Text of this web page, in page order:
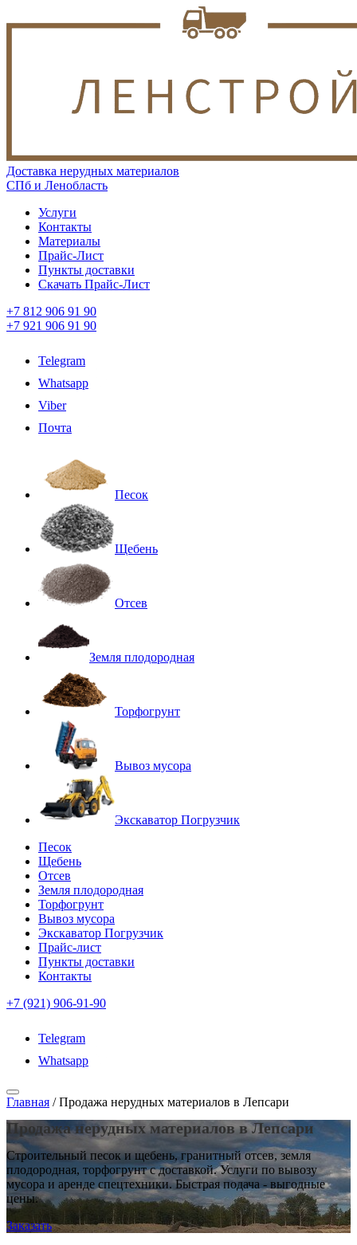
Доставка нерудных материалов
СПб и Ленобласть
Услуги
Контакты
Материалы
Прайс-Лист
Пункты доставки
Скачать Прайс-Лист
+7 812 906 91 90
+7 921 906 91 90
Telegram
Whatsapp
Viber
Почта
Песок
Щебень
Отсев
Земля плодородная
Торфогрунт
Вывоз мусора
Экскаватор Погрузчик
Песок
Щебень
Отсев
Земля плодородная
Торфогрунт
Вывоз мусора
Экскаватор Погрузчик
Прайс-лист
Пункты доставки
Контакты
+7 (921) 906-91-90
Telegram
Whatsapp
Главная /Продажа нерудных материалов в Лепсари
Продажа нерудных материалов в Лепсари
Строительный песок и щебень, гранитный отсев, земля
плодородная, торфогрунт с доставкой. Услуги по вывозу
мусора и аренде спецтехники. Быстрая подача - выгодные
цены.
Заказать